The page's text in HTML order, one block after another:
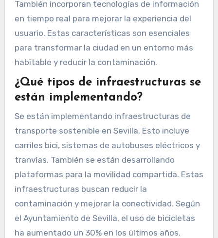
También incorporan tecnologías de información
en tiempo real para mejorar la experiencia del
usuario. Estas características son esenciales
para transformar la ciudad en un entorno más
habitable y reducir la contaminación.
¿Qué tipos de infraestructuras se
están implementando?
Se están implementando infraestructuras de
transporte sostenible en Sevilla. Esto incluye
carriles bici, sistemas de autobuses eléctricos y
tranvías. También se están desarrollando
plataformas para la movilidad compartida. Estas
infraestructuras buscan reducir la
contaminación y mejorar la conectividad. Según
el Ayuntamiento de Sevilla, el uso de bicicletas
ha aumentado un 30% en los últimos años.